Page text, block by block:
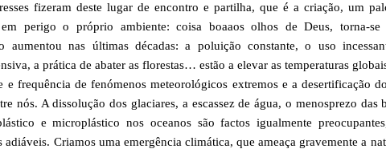
fizeram deste lugar de encontro e partilha, que é a criação, um
perigo o próprio ambiente: coisa boaaos olhos de Deus, torna-se
aumentou nas últimas décadas: a poluição constante, o uso
a prática de abater as florestas… estão a elevar as temperaturas
e frequência de fenómenos meteorológicos extremos e a desertificação
nós. A dissolução dos glaciares, a escassez de água, o menosprezo das
e microplástico nos oceanos são factos igualmente
Criamos uma emergência climática, que ameaça gravemente a